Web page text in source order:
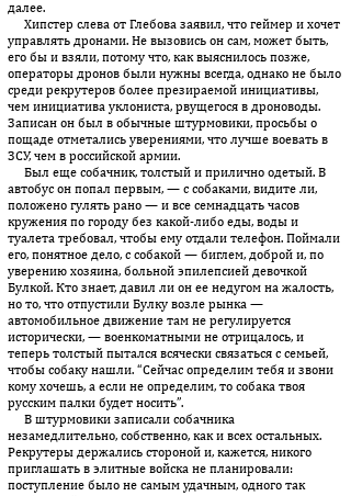
далее.
Хипстер слева от Глебова заявил, что геймер и хочет
управлять дронами. Не вызовись он сам, может быть,
его бы и взяли, потому что, как выяснилось позже,
операторы дронов были нужны всегда, однако не было
среди рекрутеров более презираемой инициативы,
чем инициатива уклониста, рвущегося в дроноводы.
Записан он был в обычные штурмовики, просьбы о
пощаде отметались уверениями, что лучше воевать в
ЗСУ, чем в российской армии.
Был еще собачник, толстый и прилично одетый. В
автобус он попал первым, — с собаками, видите ли,
положено гулять рано — и все семнадцать часов
кружения по городу без какой-либо еды, воды и
туалета требовал, чтобы ему отдали телефон. Поймали
его, понятное дело, с собакой — биглем, доброй и, по
уверению хозяина, больной эпилепсией девочкой
Булкой. Кто знает, давил ли он ее недугом на жалость,
но то, что отпустили Булку возле рынка —
автомобильное движение там не регулируется
исторически, — воен­коматными не отрицалось, и
теперь толстый пытался всячески связаться с семьей,
чтобы собаку нашли. “Сейчас определим тебя и звони
кому хочешь, а если не определим, то собака твоя
русским палки будет носить”.
В штурмовики записали собачника
незамедлительно, собственно, как и всех остальных.
Рекрутеры держались стороной и, кажется, никого
приглашать в элитные войска не планировали:
поступление было не самым удачным, одного так